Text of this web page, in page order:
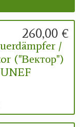
260,00 €
/
("Вектор")